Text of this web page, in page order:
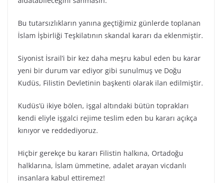
Bu tutarsızlıkların yanına geçtiğimiz günlerde toplanan
İslam İşbirliği Teşkilatının skandal kararı da eklenmiştir.
Siyonist İsrail’i bir kez daha meşru kabul eden bu karar
yeni bir durum var ediyor gibi sunulmuş ve Doğu
Kudüs, Filistin Devletinin başkenti olarak ilan edilmiştir.
Kudüs’ü ikiye bölen, işgal altındaki bütün toprakları
kendi eliyle işgalci rejime teslim eden bu kararı açıkça
kınıyor ve reddediyoruz.
Hiçbir gerekçe bu kararı Filistin halkına, Ortadoğu
halklarına, İslam ümmetine, adalet arayan vicdanlı
insanlara kabul ettiremez!